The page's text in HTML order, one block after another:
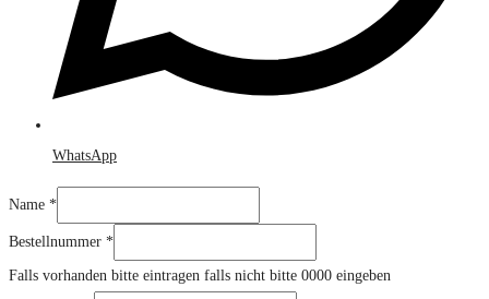
WhatsApp
E-
Name *
Bestellnummer *
Falls vorhanden bitte eintragen falls nicht bitte 0000 eingeben